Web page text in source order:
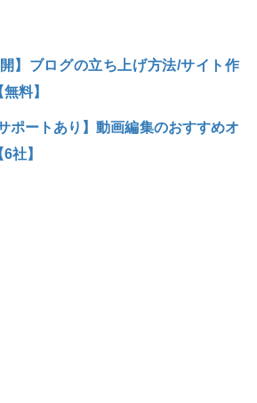
開】ブログの立ち上げ方法/サイト作
料】
ポートあり】動画編集のおすすめオ
社】